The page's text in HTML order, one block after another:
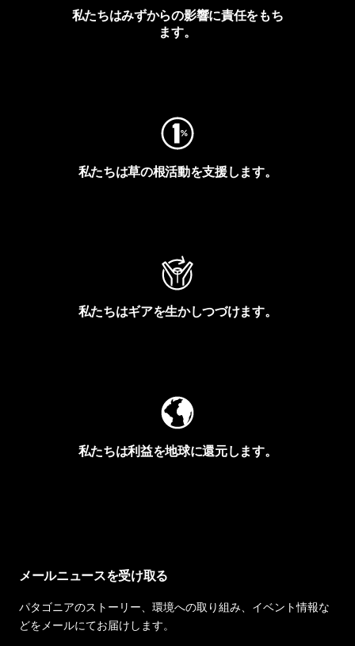
私たちはみずからの影響に責任をもち
ます。
私たちは草の根活動を支援します。
私たちはギアを生かしつづけます。
私たちは利益を地球に還元します。
メールニュースを受け取る
パタゴニアのストーリー、環境への取り組み、イベント情報な
どをメールにてお届けします。